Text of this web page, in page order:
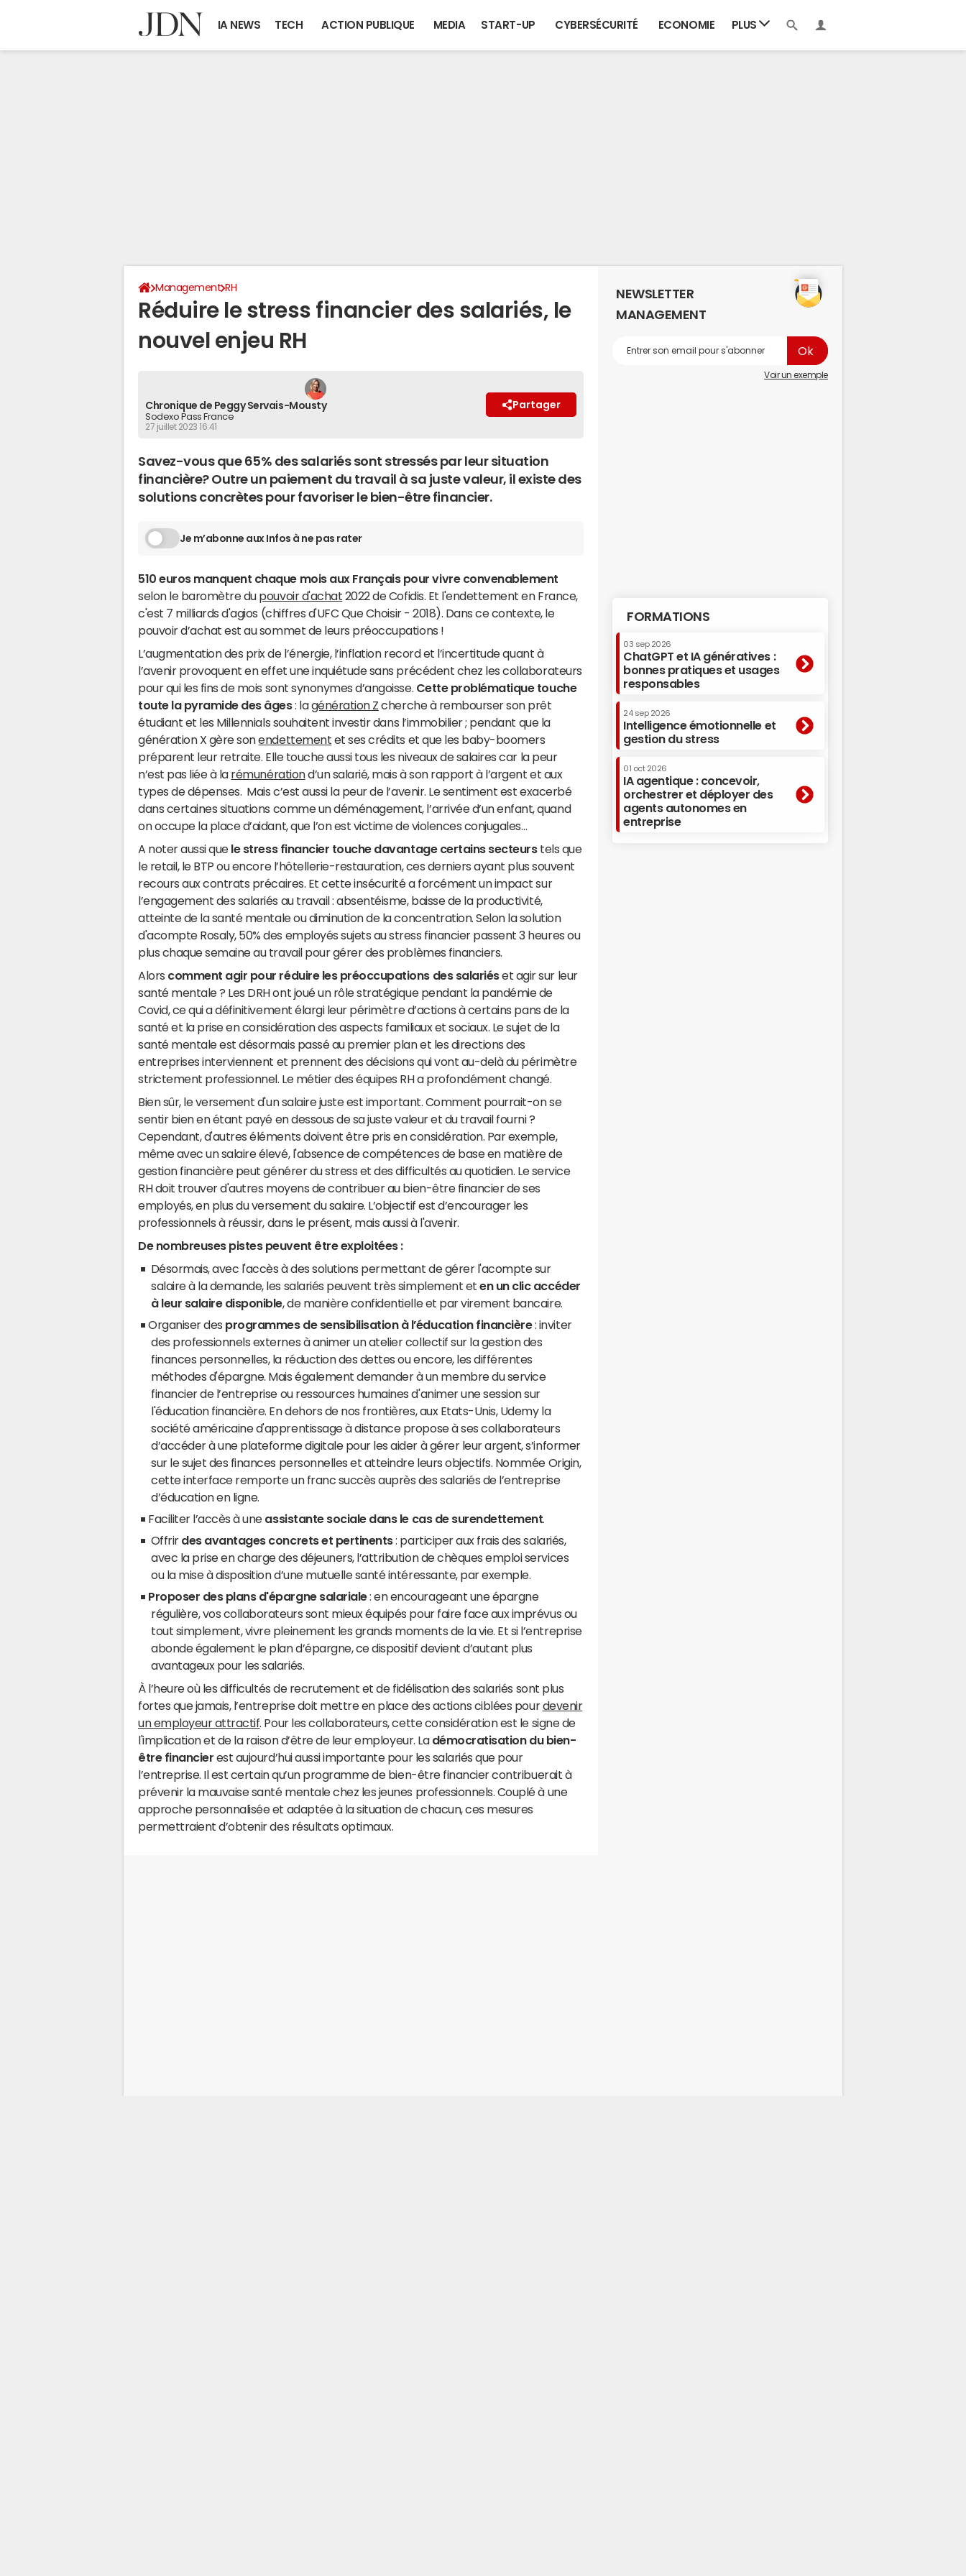
IA NEWS TECH ACTION PUBLIQUE MEDIA START-UP CYBERSÉCURITÉ ECONOMIE PLUS
Management RH
Réduire le stress financier des salariés, le
nouvel enjeu RH
Chronique de Peggy Servais-Mousty
Sodexo Pass France
27 juillet 2023 16:41
Partager
Savez-vous que 65% des salariés sont stressés par leur situation
financière? Outre un paiement du travail à sa juste valeur, il existe des
solutions concrètes pour favoriser le bien-être financier.
Je m’abonne aux Infos à ne pas rater
510 euros manquent chaque mois aux Français pour vivre convenablement
selon le baromètre du pouvoir d'achat 2022 de Cofidis. Et l'endettement en France,
c'est 7 milliards d'agios (chiffres d'UFC Que Choisir - 2018). Dans ce contexte, le
pouvoir d’achat est au sommet de leurs préoccupations !
L’augmentation des prix de l’énergie, l’inflation record et l’incertitude quant à
l’avenir provoquent en effet une inquiétude sans précédent chez les collaborateurs
pour qui les fins de mois sont synonymes d’angoisse. Cette problématique touche
toute la pyramide des âges: lagénération Z cherche à rembourser son prêt
étudiant et les Millennials souhaitent investir dans l’immobilier ; pendant que la
génération X gère sonendettement et ses crédits et que les baby-boomers
préparent leur retraite. Elle touche aussi tous les niveaux de salaires car la peur
n’est pas liée à la rémunérationd’un salarié, mais à son rapport à l’argent et aux
types de dépenses. Mais c’est aussi la peur de l’avenir. Le sentiment est exacerbé
dans certaines situations comme un déménagement, l’arrivée d’un enfant, quand
on occupe la place d’aidant, que l’on est victime de violences conjugales…
A noter aussi que le stress financier touche davantage certains secteurstels que
le retail, le BTP ou encore l’hôtellerie-restauration, ces derniers ayant plus souvent
recours aux contrats précaires. Et cette insécurité a forcément un impact sur
l’engagement des salariés au travail : absentéisme, baisse de la productivité,
atteinte de la santé mentale ou diminution de la concentration. Selon la solution
d'acompte Rosaly, 50% des employés sujets au stress financier passent 3 heures ou
plus chaque semaine au travail pour gérer des problèmes financiers.
Alors comment agir pour réduire les préoccupations des salariéset agir sur leur
santé mentale ? Les DRH ont joué un rôle stratégique pendant la pandémie de
Covid, ce qui a définitivement élargi leur périmètre d’actions à certains pans de la
santé et la prise en considération des aspects familiaux et sociaux. Le sujet de la
santé mentale est désormais passé au premier plan et les directions des
entreprises interviennent et prennent des décisions qui vont au-delà du périmètre
strictement professionnel. Le métier des équipes RH a profondément changé.
Bien sûr, le versement d'un salaire juste est important. Comment pourrait-on se
sentir bien en étant payé en dessous de sa juste valeur et du travail fourni ?
Cependant, d'autres éléments doivent être pris en considération. Par exemple,
même avec un salaire élevé, l'absence de compétences de base en matière de
gestion financière peut générer du stress et des difficultés au quotidien. Le service
RH doit trouver d'autres moyens de contribuer au bien-être financier de ses
employés, en plus du versement du salaire. L’objectif est d’encourager les
professionnels à réussir, dans le présent, mais aussi à l'avenir.
De nombreuses pistes peuvent être exploitées :
Désormais, avec l'accès à des solutions permettant de gérer l'acompte sur
salaire à la demande, les salariés peuvent très simplement eten un clic accéder
à leur salaire disponible, de manière confidentielle et par virement bancaire.
Organiser des programmes de sensibilisation à l’éducation financière: inviter
des professionnels externes à animer un atelier collectif sur la gestion des
finances personnelles, la réduction des dettes ou encore, les différentes
méthodes d'épargne. Mais également demander à un membre du service
financier de l’entreprise ou ressources humaines d'animer une session sur
l'éducation financière. En dehors de nos frontières, aux Etats-Unis, Udemy la
société américaine d'apprentissage à distance propose à ses collaborateurs
d’accéder à une plateforme digitale pour les aider à gérer leur argent, s’informer
sur le sujet des finances personnelles et atteindre leurs objectifs. Nommée Origin,
cette interface remporte un franc succès auprès des salariés de l’entreprise
d’éducation en ligne.
Faciliter l’accès à une assistante sociale dans le cas de surendettement
Offrir des avantages concrets et pertinents: participer aux frais des salariés,
avec la prise en charge des déjeuners, l’attribution de chèques emploi services
ou la mise à disposition d’une mutuelle santé intéressante, par exemple.
Proposer des plans d'épargne salariale: en encourageant une épargne
régulière, vos collaborateurs sont mieux équipés pour faire face aux imprévus ou
tout simplement, vivre pleinement les grands moments de la vie. Et si l’entreprise
abonde également le plan d’épargne, ce dispositif devient d’autant plus
avantageux pour les salariés.
À l’heure où les difficultés de recrutement et de fidélisation des salariés sont plus
fortes que jamais, l’entreprise doit mettre en place des actions ciblées pourdevenir
un employeur attractif . Pour les collaborateurs, cette considération est le signe de
l'implication et de la raison d’être de leur employeur. La démocratisation du bien-
être financier est aujourd’hui aussi importante pour les salariés que pour
l’entreprise. Il est certain qu’un programme de bien-être financier contribuerait à
prévenir la mauvaise santé mentale chez les jeunes professionnels. Couplé à une
approche personnalisée et adaptée à la situation de chacun, ces mesures
permettraient d’obtenir des résultats optimaux.
NEWSLETTER
MANAGEMENT
Voir un exemple
FORMATIONS
03 sep 2026
ChatGPT et IA génératives :
bonnes pratiques et usages
responsables
24 sep 2026
Intelligence émotionnelle et
gestion du stress
01 oct 2026
IA agentique : concevoir,
orchestrer et déployer des
agents autonomes en
entreprise